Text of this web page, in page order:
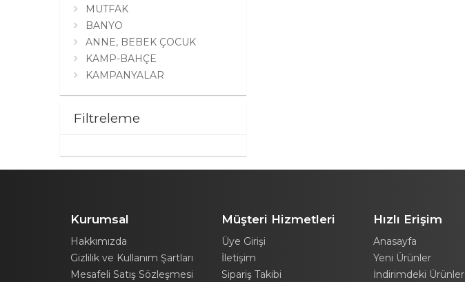
MUTFAK
BANYO
ANNE, BEBEK ÇOCUK
KAMP-BAHÇE
KAMPANYALAR
Filtreleme
Kurumsal
Hakkımızda
Gizlilik ve Kullanım Şartları
Mesafeli Satış Sözleşmesi
Müşteri Hizmetleri
Üye Girişi
İletişim
Sipariş Takibi
Hızlı Erişim
Anasayfa
Yeni Ürünler
İndirimdeki Ürünler